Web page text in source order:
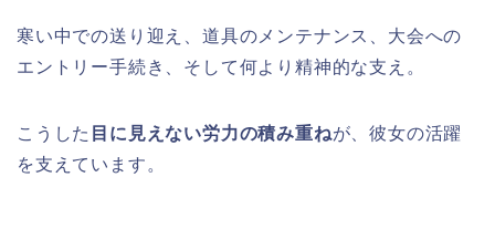
寒い中での送り迎え、道具のメンテナンス、大会への
エントリー手続き、そして何より精神的な支え。
こうした 目に見えない労力の積み重ねが、彼女の活躍
を支えています。